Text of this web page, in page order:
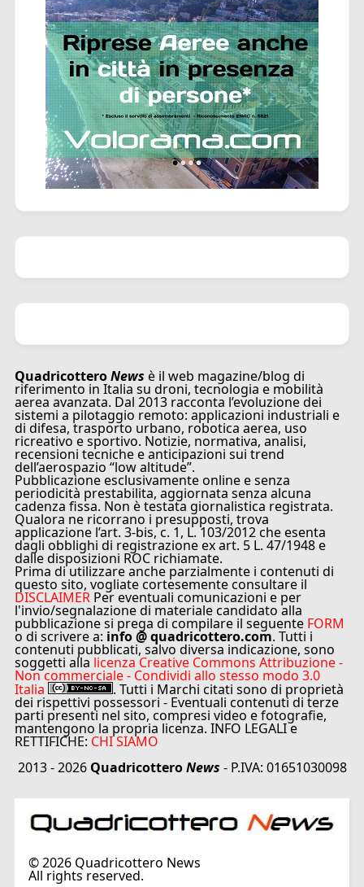
QuadricotteroNews è il web magazine/blog di
riferimento in Italia su droni, tecnologia e mobilità
aerea avanzata. Dal 2013 racconta l’evoluzione dei
sistemi a pilotaggio remoto: applicazioni industriali e
di difesa, trasporto urbano, robotica aerea, uso
ricreativo e sportivo. Notizie, normativa, analisi,
recensioni tecniche e anticipazioni sui trend
dell’aerospazio “low altitude”.
Pubblicazione esclusivamente online e senza
periodicità prestabilita, aggiornata senza alcuna
cadenza fissa. Non è testata giornalistica registrata.
Qualora ne ricorrano i presupposti, trova
applicazione l’art. 3-bis, c. 1, L. 103/2012 che esenta
dagli obblighi di registrazione ex art. 5 L. 47/1948 e
dalle disposizioni ROC richiamate.
Prima di utilizzare anche parzialmente i contenuti di
questo sito, vogliate cortesemente consultare il
DISCLAIMER Per eventuali comunicazioni e per
l'invio/segnalazione di materiale candidato alla
pubblicazione si prega di compilare il seguente FORM
o di scrivere a: info @ quadricottero.com. Tutti i
contenuti pubblicati, salvo diversa indicazione, sono
soggetti alla licenza Creative Commons Attribuzione -
Non commerciale - Condividi allo stesso modo 3.0
Italia . Tutti i Marchi citati sono di proprietà
dei rispettivi possessori - Eventuali contenuti di terze
parti presenti nel sito, compresi video e fotografie,
mantengono la propria licenza. INFO LEGALI e
RETTIFICHE: CHI SIAMO
2013 - 2026 QuadricotteroNews - P.IVA: 01651030098
©2026Quadricottero News
All rights reserved.